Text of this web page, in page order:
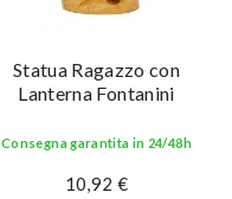
Statua Ragazzo con
Lanterna Fontanini
Consegna garantita in 24/48h
10,92 €